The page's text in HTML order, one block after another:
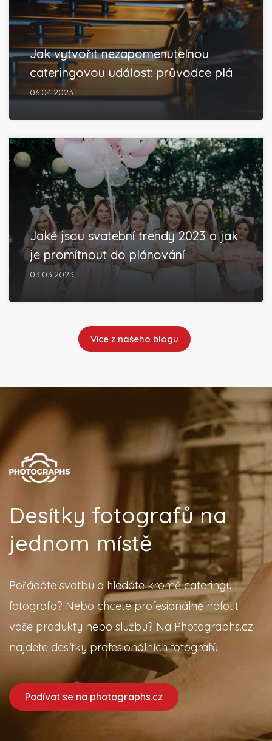
Jak vytvořit nezapomenutelnou
cateringovou událost: průvodce plá
06.04.2023
Jaké jsou svatební trendy 2023 a jak
je promítnout do plánování
03.03.2023
Více z našeho blogu
Desítky fotografů na
jednom místě
Pořádáte svatbu a hledáte kromě cateringu i
fotografa? Nebo chcete profesionálně nafotit
vaše produkty nebo službu? Na Photographs.cz
najdete desítky profesionálních fotografů.
Podívat se na photographs.cz